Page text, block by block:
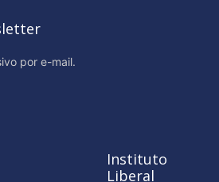
por e-mail.
Instituto
Liberal